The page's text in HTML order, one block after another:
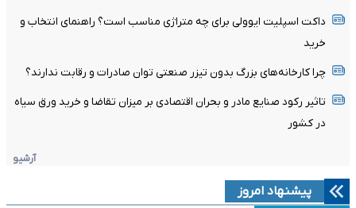
داکت اسپلیت ایوولی برای چه متراژی مناسب است؟ راهنمای انتخاب و
خرید
چرا کارخانه‌های بزرگ بدون تیزر صنعتی توان صادرات و رقابت ندارند؟
تاثیر رکود صنایع مادر و بحران اقتصادی بر میزان تقاضا و خرید ورق سیاه
در کشور
آرشیو
پیشنهاد امروز